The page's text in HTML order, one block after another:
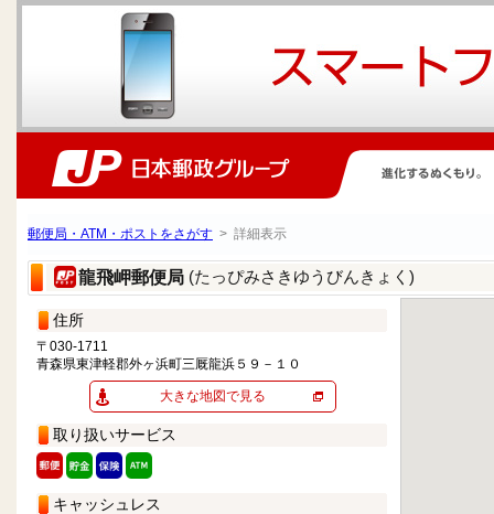
郵便局・ATM・ポストをさがす > 詳細表示
龍飛岬郵便局 (たっぴみさきゆうびんきょく)
住所
〒030-1711
青森県東津軽郡外ヶ浜町三厩龍浜５９－１０
大きな地図で見る
取り扱いサービス
キャッシュレス